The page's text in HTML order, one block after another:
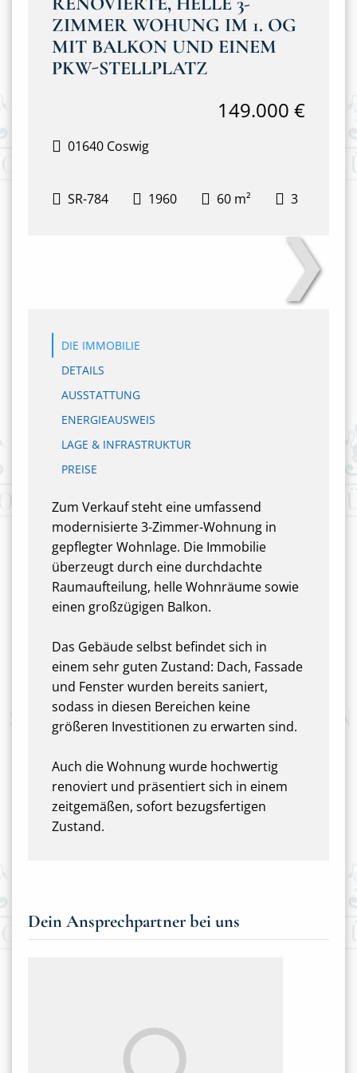
ZIMMER WOHUNG IM 1. OG
MIT BALKON UND EINEM
PKW-STELLPLATZ
01640 Coswig
149.000 €
SR-784 1960 60 m² 3
❯
DIE IMMOBILIE
DETAILS
AUSSTATTUNG
ENERGIEAUSWEIS
LAGE & INFRASTRUKTUR
PREISE
Zum Verkauf steht eine umfassend
modernisierte 3-Zimmer-Wohnung in
gepflegter Wohnlage. Die Immobilie
überzeugt durch eine durchdachte
Raumaufteilung, helle Wohnräume sowie
einen großzügigen Balkon.
Das Gebäude selbst befindet sich in
einem sehr guten Zustand: Dach, Fassade
und Fenster wurden bereits saniert,
sodass in diesen Bereichen keine
größeren Investitionen zu erwarten sind.
Auch die Wohnung wurde hochwertig
renoviert und präsentiert sich in einem
zeitgemäßen, sofort bezugsfertigen
Zustand.
Dein Ansprechpartner bei uns